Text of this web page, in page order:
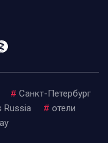
# Санкт-Петербург
Russia # отели